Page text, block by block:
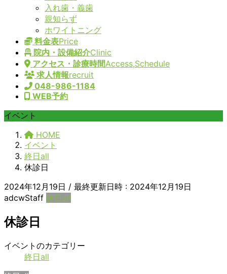
入れ歯・義歯
親知らず
ホワイトニング
料金表Price
院内・設備紹介Clinic
アクセス・診療時間Access,Schedule
求人情報recruit
048-986-1184
WEB予約
イベント
HOME
イベント
終日all
休診日
2024年12月19日 / 最終更新日時 : 2024年12月19日
adcwStaff 終日all
休診日
休
イベントのカテゴリー
終日all